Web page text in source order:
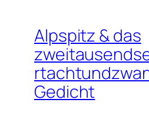
Alpspitz & das
Gedicht